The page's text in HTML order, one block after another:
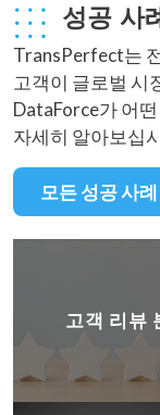
성공 사
TransPerfect는
고객이 글로벌 시
DataForce가 어
자세히 알아보십
모든 성공 사
고객 리뷰